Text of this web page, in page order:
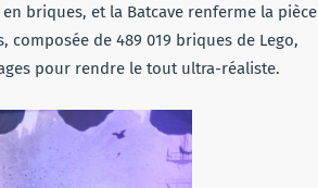
briques, et la Batcave renferme la pièce
de 489 019 briques de Lego,
pour rendre le tout ultra-réaliste.